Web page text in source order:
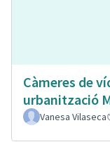
Càmeres de
urbanització
Vanesa Vilaseca